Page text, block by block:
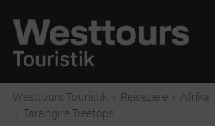
Westtours Touristik › Reiseziele › Afrika
› Tarangire Treetops